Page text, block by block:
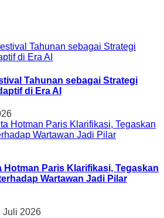
Tahunan sebagai Strategi
di Era AI
Hotman Paris Klarifikasi, Tegaskan
Wartawan Jadi Pilar
Juli 2026